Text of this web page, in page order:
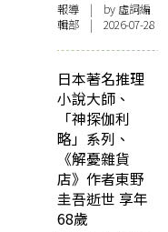
報導 | by 虛詞編
輯部 | 2026-07-28
日本著名推理
小說大師、
「神探伽利
略」系列、
《解憂雜貨
店》作者東野
圭吾逝世 享年
68歲